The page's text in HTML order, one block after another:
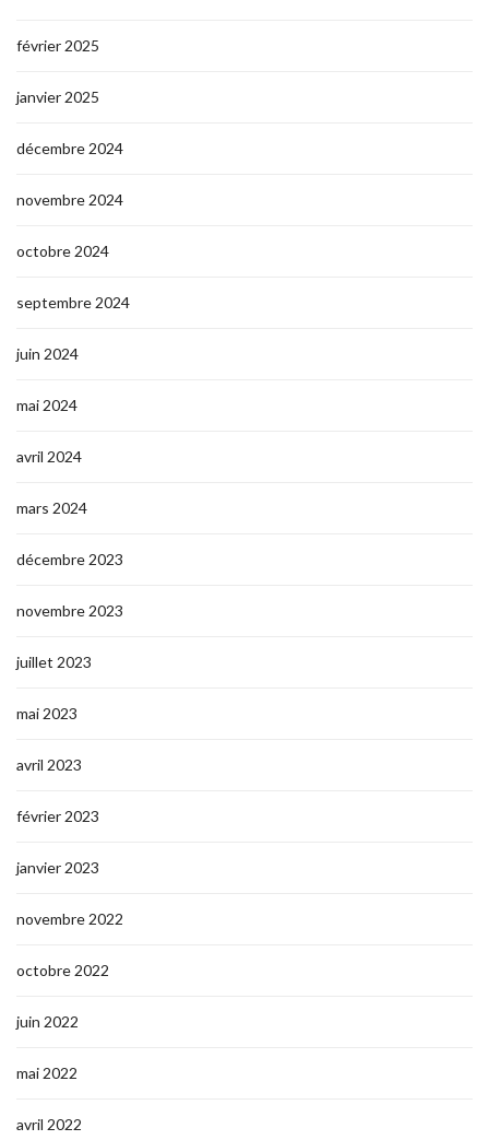
février 2025
janvier 2025
décembre 2024
novembre 2024
octobre 2024
septembre 2024
juin 2024
mai 2024
avril 2024
mars 2024
décembre 2023
novembre 2023
juillet 2023
mai 2023
avril 2023
février 2023
janvier 2023
novembre 2022
octobre 2022
juin 2022
mai 2022
avril 2022